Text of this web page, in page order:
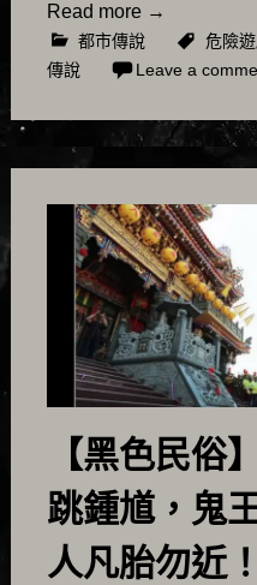
Read more →
都市傳說 危險
傳說
Leave a
【黑色民俗
跳鍾馗，鬼
人凡胎勿近！